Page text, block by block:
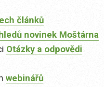
článků
novinek Moštárna
Otázky a odpovědi
webinářů